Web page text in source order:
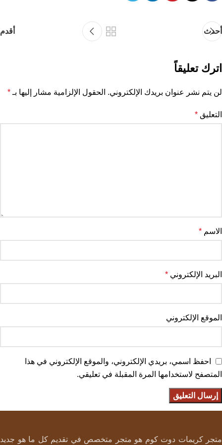
أحدث أقدم
اترك تعليقاً
لن يتم نشر عنوان بريدك الإلكتروني. الحقول الإلزامية مشار إليها بـ *
التعليق *
الاسم *
البريد الإلكتروني *
الموقع الإلكتروني
احفظ اسمي، بريدي الإلكتروني، والموقع الإلكتروني في هذا
المتصفح لاستخدامها المرة المقبلة في تعليقي.
متجر كريمات دوت كوم هو متجر متخصص في تقديم كل ما هو جديد